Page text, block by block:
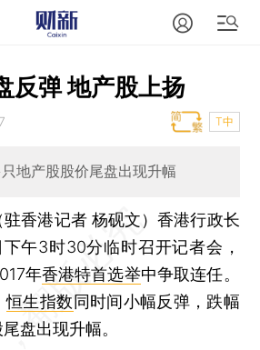
反弹 地产股上扬
T中
地产股股价尾盘出现升幅
驻香港记者 杨砚文）香港行政长
午3时30分临时召开记者会，
年香港特首选举中争取连任。
恒生指数 同时间小幅反弹，跌幅
盘出现升幅。